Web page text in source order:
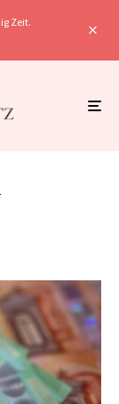
Zeit.